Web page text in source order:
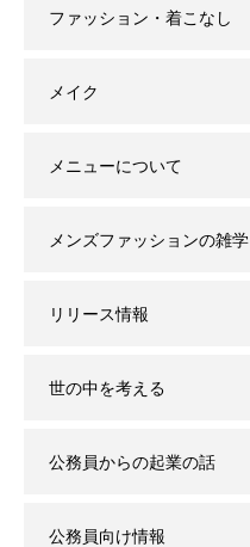
ファッション・着こなし
メイク
メニューについて
メンズファッションの雑学
リリース情報
世の中を考える
公務員からの起業の話
公務員向け情報